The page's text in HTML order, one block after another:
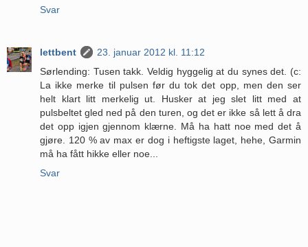
Svar
lettbent
23. januar 2012 kl. 11:12
Sørlending: Tusen takk. Veldig hyggelig at du synes det. (c:
La ikke merke til pulsen før du tok det opp, men den ser
helt klart litt merkelig ut. Husker at jeg slet litt med at
pulsbeltet gled ned på den turen, og det er ikke så lett å dra
det opp igjen gjennom klærne. Må ha hatt noe med det å
gjøre. 120 % av max er dog i heftigste laget, hehe, Garmin
må ha fått hikke eller noe...
Svar